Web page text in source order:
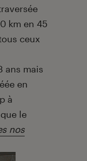
km en 45
ceux
ans mais
en
à
le
nos